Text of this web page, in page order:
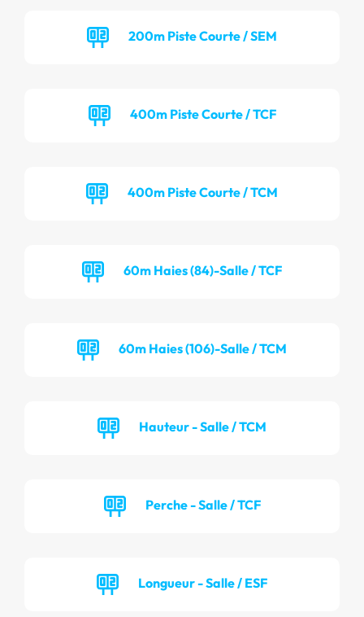
200m Piste Courte / SEM
400m Piste Courte / TCF
400m Piste Courte / TCM
60m Haies (84)-Salle / TCF
60m Haies (106)-Salle / TCM
Hauteur - Salle / TCM
Perche - Salle / TCF
Longueur - Salle / ESF